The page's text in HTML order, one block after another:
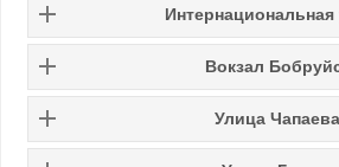
Вокзал
Улица Чапаева